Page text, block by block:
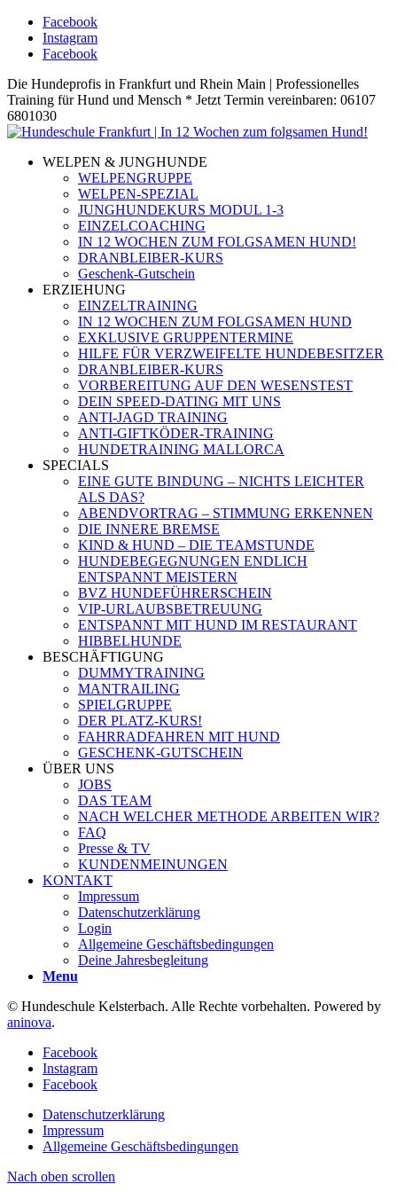
Facebook
Instagram
Facebook
Die Hundeprofis in Frankfurt und Rhein Main | Professionelles
Training für Hund und Mensch * Jetzt Termin vereinbaren: 06107
6801030
WELPEN & JUNGHUNDE
WELPENGRUPPE
WELPEN-SPEZIAL
JUNGHUNDEKURS MODUL 1-3
EINZELCOACHING
IN 12 WOCHEN ZUM FOLGSAMEN HUND!
DRANBLEIBER-KURS
Geschenk-Gutschein
ERZIEHUNG
EINZELTRAINING
IN 12 WOCHEN ZUM FOLGSAMEN HUND
EXKLUSIVE GRUPPENTERMINE
HILFE FÜR VERZWEIFELTE HUNDEBESITZER
DRANBLEIBER-KURS
VORBEREITUNG AUF DEN WESENSTEST
DEIN SPEED-DATING MIT UNS
ANTI-JAGD TRAINING
ANTI-GIFTKÖDER-TRAINING
HUNDETRAINING MALLORCA
SPECIALS
EINE GUTE BINDUNG – NICHTS LEICHTER
ALS DAS?
ABENDVORTRAG – STIMMUNG ERKENNEN
DIE INNERE BREMSE
KIND & HUND – DIE TEAMSTUNDE
HUNDEBEGEGNUNGEN ENDLICH
ENTSPANNT MEISTERN
BVZ HUNDEFÜHRERSCHEIN
VIP-URLAUBSBETREUUNG
ENTSPANNT MIT HUND IM RESTAURANT
HIBBELHUNDE
BESCHÄFTIGUNG
DUMMYTRAINING
MANTRAILING
SPIELGRUPPE
DER PLATZ-KURS!
FAHRRADFAHREN MIT HUND
GESCHENK-GUTSCHEIN
ÜBER UNS
JOBS
DAS TEAM
NACH WELCHER METHODE ARBEITEN WIR?
FAQ
Presse & TV
KUNDENMEINUNGEN
KONTAKT
Impressum
Datenschutzerklärung
Login
Allgemeine Geschäftsbedingungen
Deine Jahresbegleitung
Menu
© Hundeschule Kelsterbach. Alle Rechte vorbehalten. Powered by
aninova.
Facebook
Instagram
Facebook
Datenschutzerklärung
Impressum
Allgemeine Geschäftsbedingungen
Nach oben scrollen